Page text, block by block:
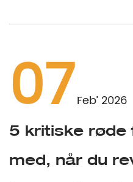
07Feb’ 2026
5 kritiske røde
med, når du